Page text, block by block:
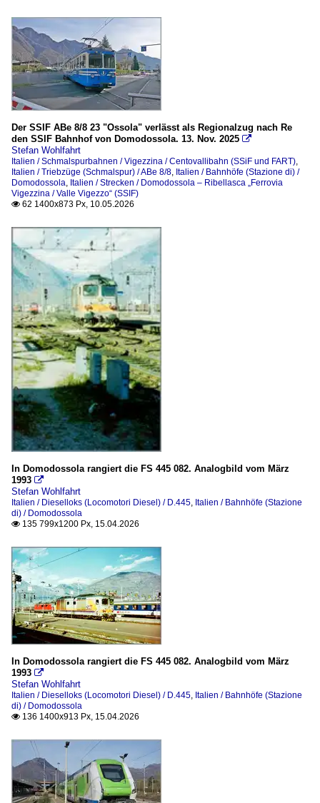
Der SSIF ABe 8/8 23 "Ossola" verlässt als Regionalzug nach Re
den SSIF Bahnhof von Domodossola. 13. Nov. 2025 
Stefan Wohlfahrt
Italien / Schmalspurbahnen / Vigezzina / Centovallibahn (SSiF und FART)
Italien / Triebzüge (Schmalspur) / ABe 8/8 Italien / Bahnhöfe (Stazione di) /
Domodossola Italien / Strecken / Domodossola – Ribellasca „Ferrovia
Vigezzina / Valle Vigezzo“ (SSIF)
 62 1400x873 Px, 10.05.2026
In Domodossola rangiert die FS 445 082. Analogbild vom März
1993 
Stefan Wohlfahrt
Italien / Dieselloks (Locomotori Diesel) / D.445 Italien / Bahnhöfe (Stazione
di) / Domodossola
 135 799x1200 Px, 15.04.2026
In Domodossola rangiert die FS 445 082. Analogbild vom März
1993 
Stefan Wohlfahrt
Italien / Dieselloks (Locomotori Diesel) / D.445 Italien / Bahnhöfe (Stazione
di) / Domodossola
 136 1400x913 Px, 15.04.2026